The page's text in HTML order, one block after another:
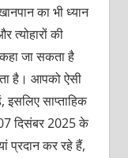
का भी ध्यान
की
जा सकता है
है। आपको ऐसी
इसलिए साप्ताहिक
दिसंबर 2025 के
प्रदान कर रहे हैं,